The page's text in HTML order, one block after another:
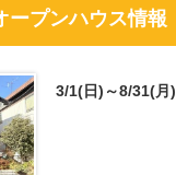
ープンハウス情報
3/1(日)～8/31(月)